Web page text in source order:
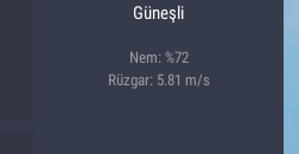
Güneşli
Nem: %72
Rüzgar: 5.81 m/s